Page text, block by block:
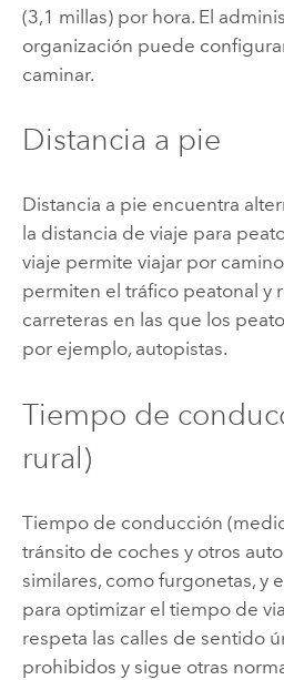
(3,1 millas) por hora. El
organización puede
caminar.
Distancia a pie
Distancia a pie encuentra
la distancia de viaje para
viaje permite viajar por
permiten el tráfico peatonal y
carreteras en las que los
por ejemplo, autopistas.
Tiempo de
rural)
Tiempo de conducción
tránsito de coches y otros
similares, como furgonetas, y
para optimizar el tiempo de
respeta las calles de sentido
prohibidos y sigue otras